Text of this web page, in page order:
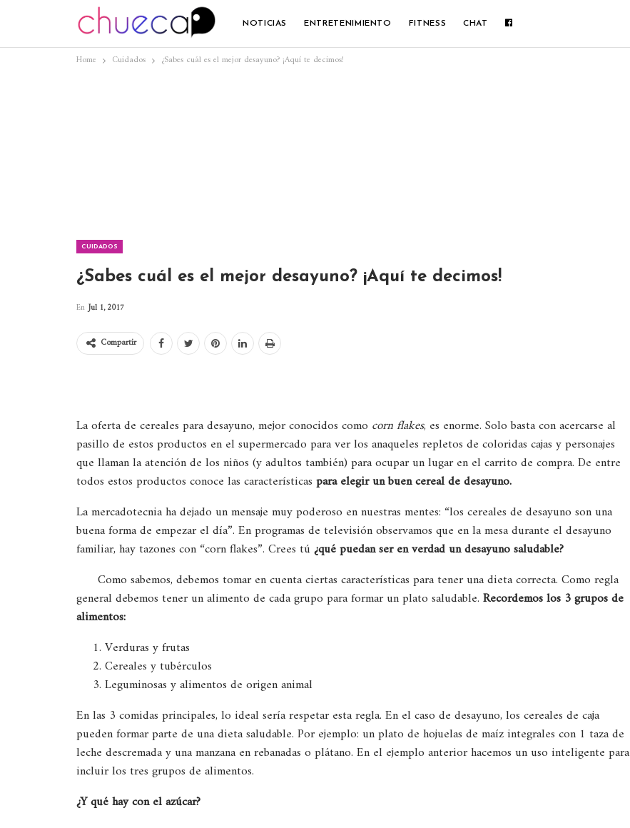
NOTICIAS ENTRETENIMIENTO FITNESS CHAT
Home Cuidados ¿Sabes cuál es el mejor desayuno? ¡Aquí te decimos!
CUIDADOS
¿Sabes cuál es el mejor desayuno? ¡Aquí te decimos!
En Jul 1, 2017
Compartir
La oferta de cereales para desayuno, mejor conocidos como corn flakes, es enorme. Solo basta con acercarse al
pasillo de estos productos en el supermercado para ver los anaqueles repletos de coloridas cajas y personajes
que llaman la atención de los niños (y adultos también) para ocupar un lugar en el carrito de compra. De entre
todos estos productos conoce las características para elegir un buen cereal de desayuno.
La mercadotecnia ha dejado un mensaje muy poderoso en nuestras mentes: “los cereales de desayuno son una
buena forma de empezar el día”. En programas de televisión observamos que en la mesa durante el desayuno
familiar, hay tazones con “corn flakes”. Crees tú ¿quépuedan ser en verdad un desayuno saludable?
Como sabemos, debemos tomar en cuenta ciertas características para tener una dieta correcta. Como regla
general debemos tener un alimento de cada grupo para formar un plato saludable. Recordemos los 3 grupos de
alimentos:
Verduras y frutas
Cereales y tubérculos
Leguminosas y alimentos de origen animal
En las 3 comidas principales, lo ideal sería respetar esta regla. En el caso de desayuno, los cereales de caja
pueden formar parte de una dieta saludable. Por ejemplo: un plato de hojuelas de maíz integrales con 1 taza de
leche descremada y una manzana en rebanadas o plátano. En el ejemplo anterior hacemos un uso inteligente para
incluir los tres grupos de alimentos.
¿Y quéhay con el azúcar?